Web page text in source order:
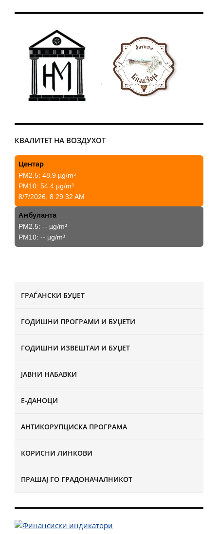
ГРАЃАНСКИ БУЏЕТ
ГОДИШНИ ПРОГРАМИ И БУЏЕТИ
ГОДИШНИ ИЗВЕШТАИ И БУЏЕТ
ЈАВНИ НАБАВКИ
Е-ДАНОЦИ
АНТИКОРУПЦИСКА ПРОГРАМА
КОРИСНИ ЛИНКОВИ
ПРАШАЈ ГО ГРАДОНАЧАЛНИКОТ
КВАЛИТЕТ НА ВОЗДУХОТ
Центар
PM2.5: 48.9 µg/m³
PM10: 54.4 µg/m³
8/7/2026, 8:29:32 AM
Амбуланта
PM2.5: -- µg/m³
PM10: -- µg/m³